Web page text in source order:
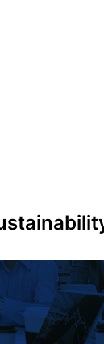
和患者可